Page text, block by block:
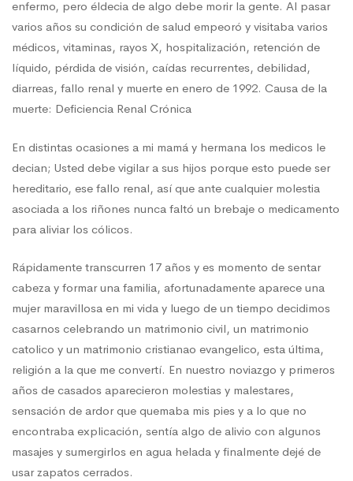
enfermo, pero éldecia de algo debe morir la gente. Al pasar
varios años su condición de salud empeoró y visitaba varios
médicos, vitaminas, rayos X, hospitalización, retención de
líquido, pérdida de visión, caídas recurrentes, debilidad,
diarreas, fallo renal y muerte en enero de 1992. Causa de la
muerte: Deficiencia Renal Crónica
En distintas ocasiones a mi mamá y hermana los medicos le
decian; Usted debe vigilar a sus hijos porque esto puede ser
hereditario, ese fallo renal, así que ante cualquier molestia
asociada a los riñones nunca faltó un brebaje o medicamento
para aliviar los cólicos.
Rápidamente transcurren 17 años y es momento de sentar
cabeza y formar una familia, afortunadamente aparece una
mujer maravillosa en mi vida y luego de un tiempo decidimos
casarnos celebrando un matrimonio civil, un matrimonio
catolico y un matrimonio cristianao evangelico, esta última,
religión a la que me convertí. En nuestro noviazgo y primeros
años de casados aparecieron molestias y malestares,
sensación de ardor que quemaba mis pies y a lo que no
encontraba explicación, sentía algo de alivio con algunos
masajes y sumergirlos en agua helada y finalmente dejé de
usar zapatos cerrados.